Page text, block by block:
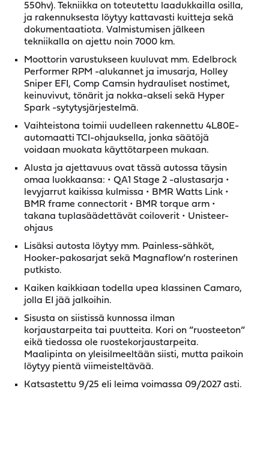
550hv). Tekniikka on toteutettu laadukkailla osilla,
ja rakennuksesta löytyy kattavasti kuitteja sekä
dokumentaatiota. Valmistumisen jälkeen
tekniikalla on ajettu noin 7000 km.
Moottorin varustukseen kuuluvat mm. Edelbrock
Performer RPM -alukannet ja imusarja, Holley
Sniper EFI, Comp Camsin hydrauliset nostimet,
keinuvivut, tönärit ja nokka-akseli sekä Hyper
Spark -sytytysjärjestelmä.
Vaihteistona toimii uudelleen rakennettu 4L80E-
automaatti TCI-ohjauksella, jonka säätöjä
voidaan muokata käyttötarpeen mukaan.
Alusta ja ajettavuus ovat tässä autossa täysin
omaa luokkaansa: • QA1 Stage 2 -alustasarja •
levyjarrut kaikissa kulmissa • BMR Watts Link •
BMR frame connectorit • BMR torque arm •
takana tuplasäädettävät coiloverit • Unisteer-
ohjaus
Lisäksi autosta löytyy mm. Painless-sähköt,
Hooker-pakosarjat sekä Magnaflow’n rosterinen
putkisto.
Kaiken kaikkiaan todella upea klassinen Camaro,
jolla EI jää jalkoihin.
Sisusta on siistissä kunnossa ilman
korjaustarpeita tai puutteita. Kori on ”ruosteeton”
eikä tiedossa ole ruostekorjaustarpeita.
Maalipinta on yleisilmeeltään siisti, mutta paikoin
löytyy pientä viimeisteltävää.
Katsastettu 9/25 eli leima voimassa 09/2027 asti.